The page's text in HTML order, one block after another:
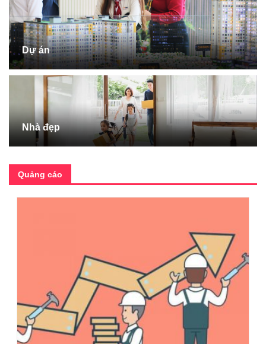
Dự án
Nhà đẹp
Quảng cáo